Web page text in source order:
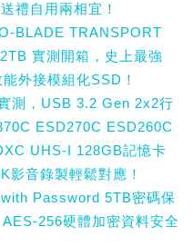
禮自用兩相宜！
BLADE TRANSPORT
實測開箱，史上最強
外接模組化SSD！
測，USB 3.2 Gen 2x2行
ESD270C ESD260C
UHS-I 128GB記憶卡
影音錄製輕鬆對應！
Password 5TB密碼保
256硬體加密資料安全